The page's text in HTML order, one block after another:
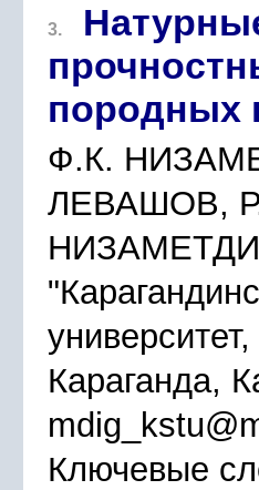
3.
породных
Ф.К.
ЛЕВАШОВ,
Караганда,
Ключевые